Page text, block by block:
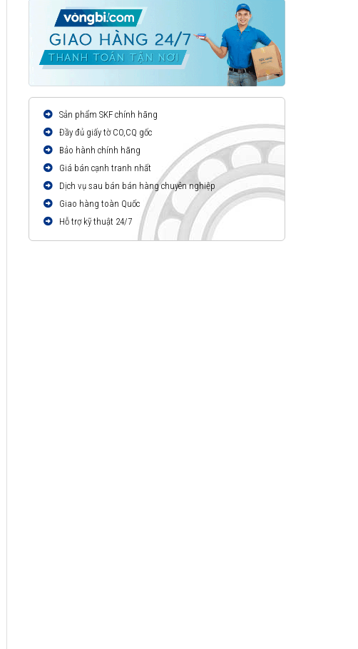
Sản phẩm SKF chính hãng
Đầy đủ giấy tờ CO,CQ gốc
Bảo hành chính hãng
Giá bán cạnh tranh nhất
Dịch vụ sau bán bán hàng chuyên nghiệp
Giao hàng toàn Quốc
Hỗ trợ kỹ thuật 24/7